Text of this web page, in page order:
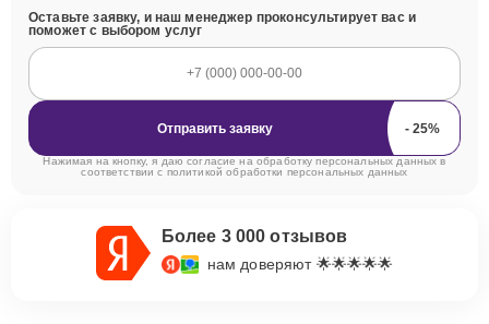
Оставьте заявку, и наш менеджер проконсультирует вас и
поможет с выбором услуг
Отправить заявку
Нажимая на кнопку, я даю согласие на обработку персональных данных в
соответствии с политикой обработки персональных данных
Более 3 000 отзывов
нам доверяют 🌟🌟🌟🌟🌟